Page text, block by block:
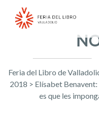
Feria del Libro de
2018 > Elísabet Benavent:
es que les